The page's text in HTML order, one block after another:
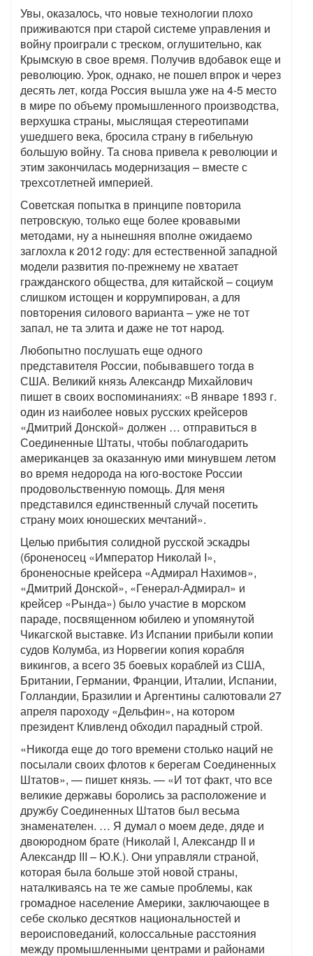
Увы, оказалось, что новые технологии плохо
приживаются при старой системе управления и
войну проиграли с треском, оглушительно, как
Крымскую в свое время. Получив вдобавок еще и
революцию. Урок, однако, не пошел впрок и через
десять лет, когда Россия вышла уже на 4-5 место
в мире по объему промышленного производства,
верхушка страны, мыслящая стереотипами
ушедшего века, бросила страну в гибельную
большую войну. Та снова привела к революции и
этим закончилась модернизация – вместе с
трехсотлетней империей.
Советская попытка в принципе повторила
петровскую, только еще более кровавыми
методами, ну а нынешняя вполне ожидаемо
заглохла к 2012 году: для естественной западной
модели развития по-прежнему не хватает
гражданского общества, для китайской – социум
слишком истощен и коррумпирован, а для
повторения силового варианта – уже не тот
запал, не та элита и даже не тот народ.
Любопытно послушать еще одного
представителя России, побывавшего тогда в
США. Великий князь Александр Михайлович
пишет в своих воспоминаниях: «В январе 1893 г.
один из наиболее новых русских крейсеров
«Дмитрий Донской» должен … отправиться в
Соединенные Штаты, чтобы поблагодарить
американцев за оказанную ими минувшем летом
во время недорода на юго-востоке России
продовольственную помощь. Для меня
представился единственный случай посетить
страну моих юношеских мечтаний».
Целью прибытия солидной русской эскадры
(броненосец «Император Николай I»,
броненосные крейсера «Адмирал Нахимов»,
«Дмитрий Донской», «Генерал-Адмирал» и
крейсер «Рында») было участие в морском
параде, посвященном юбилею и упомянутой
Чикагской выставке. Из Испании прибыли копии
судов Колумба, из Норвегии копия корабля
викингов, а всего 35 боевых кораблей из США,
Британии, Германии, Франции, Италии, Испании,
Голландии, Бразилии и Аргентины салютовали 27
апреля пароходу «Дельфин», на котором
президент Кливленд обходил парадный строй.
«Никогда еще до того времени столько наций не
посылали своих флотов к берегам Соединенных
Штатов», — пишет князь. — «И тот факт, что все
великие державы боролись за расположение и
дружбу Соединенных Штатов был весьма
знаменателен. … Я думал о моем деде, дяде и
двоюродном брате (Николай I, Александр II и
Александр III – Ю.К.). Они управляли страной,
которая была больше этой новой страны,
наталкиваясь на те же самые проблемы, как
громадное население Америки, заключающее в
себе сколько десятков национальностей и
вероисповеданий, колоссальные расстояния
между промышленными центрами и районами